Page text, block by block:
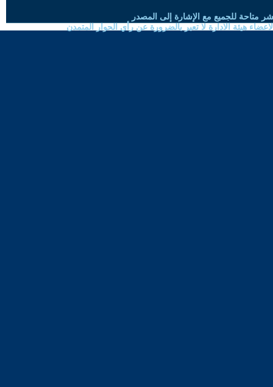
متاحة للجميع مع الإشارة إلى المصدر
هيئة الادارة لا تعبر بالضرورة عن رأي الحوار المتمدن